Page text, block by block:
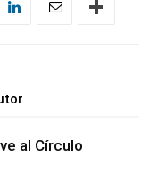
al Círculo